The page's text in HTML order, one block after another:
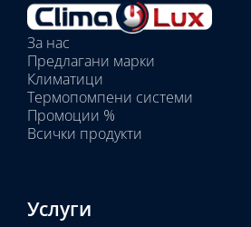
Избрани
вътрешни
тела:
Избрано
тяло:
За нас
Предлагани марки
Климатици
Термопомпени системи
Промоции %
Всички продукти
Услуги